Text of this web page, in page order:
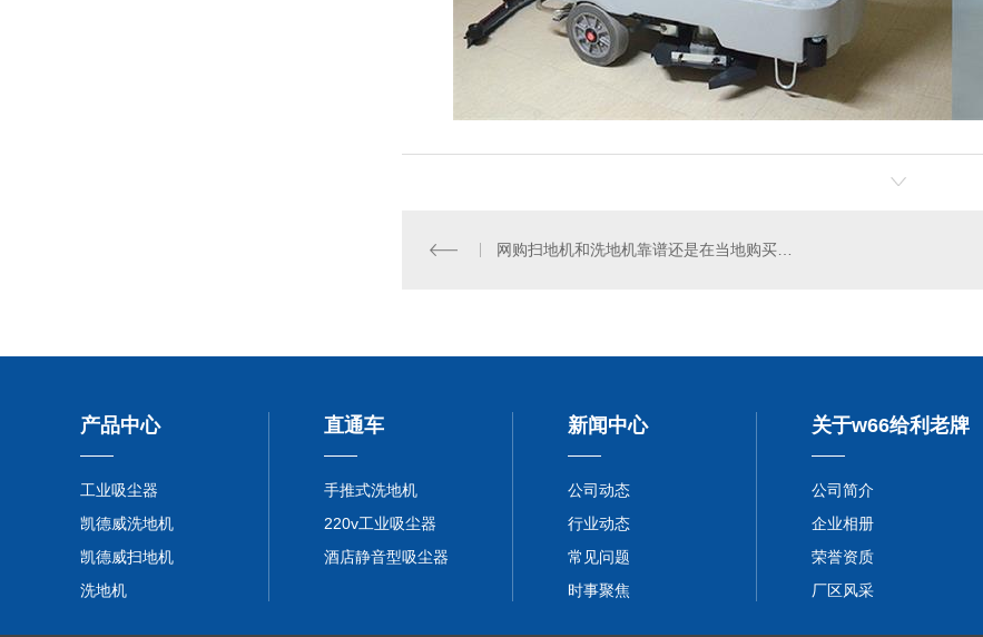
网购扫地机和洗地机靠谱还是在当地购买靠谱
产品中心
工业吸尘器
凯德威洗地机
凯德威扫地机
洗地机
直通车
手推式洗地机
220v工业吸尘器
酒店静音型吸尘器
新闻中心
公司动态
行业动态
常见问题
时事聚焦
关于w66给利老牌
公司简介
企业相册
荣誉资质
厂区风采